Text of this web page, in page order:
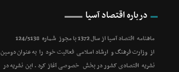
درباره اقتصاد آسیا
ماهنامه اقتصاد آسیا از سال 1372 با مجوز شماره 124/5138
از وزارت فرهنگ و ارشاد اسلامی فعالیت خود را به عنوان دومین
نشریه اقتصادی کشور در بخش خصوصی آغاز کرد . این نشریه در